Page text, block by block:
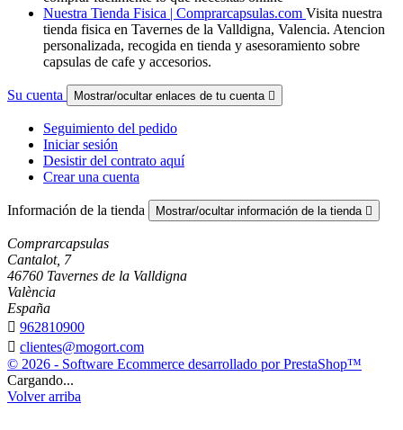
Nuestra Tienda Fisica | Comprarcapsulas.com Visita nuestra
tienda fisica en Tavernes de la Valldigna, Valencia. Atencion
personalizada, recogida en tienda y asesoramiento sobre
capsulas de cafe y accesorios.
Su cuenta Mostrar/ocultar enlaces de tu cuenta 
Seguimiento del pedido
Iniciar sesión
Desistir del contrato aquí
Crear una cuenta
Información de la tienda Mostrar/ocultar información de la tienda 
Comprarcapsulas
Cantalot, 7
46760 Tavernes de la Valldigna
València
España
 962810900
 clientes@mogort.com
© 2026 - Software Ecommerce desarrollado por PrestaShop™
Cargando...
Volver arriba